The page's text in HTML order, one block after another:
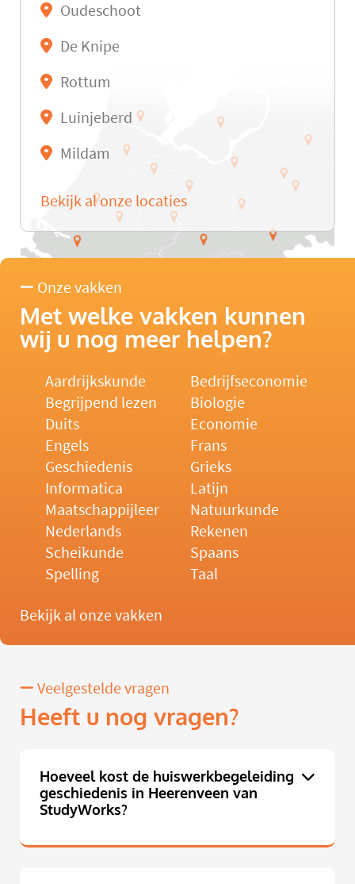
Oudeschoot
De Knipe
Rottum
Luinjeberd
Mildam
Bekijk al onze locaties
Onze vakken
Met welke vakken kunnen
wij u nog meer helpen?
Aardrijkskunde
Bedrijfseconomie
Begrijpend lezen
Biologie
Duits
Economie
Engels
Frans
Geschiedenis
Grieks
Informatica
Latijn
Maatschappijleer
Natuurkunde
Nederlands
Rekenen
Scheikunde
Spaans
Spelling
Taal
Bekijk al onze vakken
Veelgestelde vragen
Heeft u nog vragen?
Hoeveel kost de huiswerkbegeleiding
geschiedenis in Heerenveen van
StudyWorks?